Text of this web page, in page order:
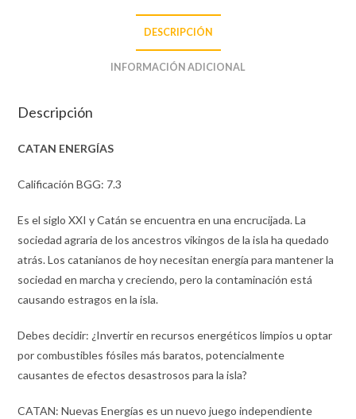
DESCRIPCIÓN
INFORMACIÓN ADICIONAL
Descripción
CATAN ENERGÍAS
Calificación BGG: 7.3
Es el siglo XXI y Catán se encuentra en una encrucijada. La
sociedad agraria de los ancestros vikingos de la isla ha quedado
atrás. Los catanianos de hoy necesitan energía para mantener la
sociedad en marcha y creciendo, pero la contaminación está
causando estragos en la isla.
Debes decidir: ¿Invertir en recursos energéticos limpios u optar
por combustibles fósiles más baratos, potencialmente
causantes de efectos desastrosos para la isla?
CATAN: Nuevas Energías es un nuevo juego independiente